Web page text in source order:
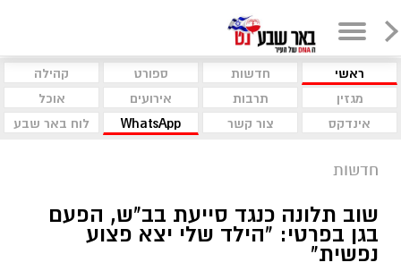
ראשי חדשות ספורט
קהילה
מגזין
תרבות אירועים
אוכל
אינדקס
צור קשר WhatsApp לוח באר שבע
חדשות
שוב תלונה כנגד סייעת בב"ש, הפעם
בגן בפרטי: "הילד שלי יצא פצוע
נפשית"